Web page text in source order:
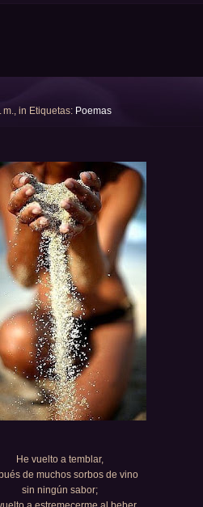
in Etiquetas: Poemas
He vuelto a temblar,
de muchos sorbos de vino
sin ningún sabor;